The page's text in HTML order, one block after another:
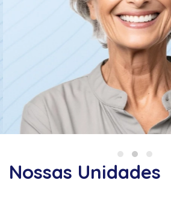
Nossas Unidades